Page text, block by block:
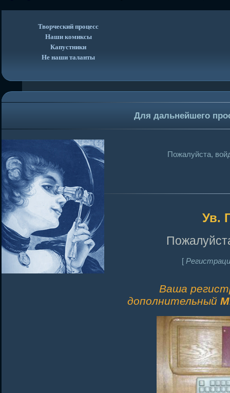
Творческий процесс
Наши комиксы
Капустники
Не наши таланты
Для дальнейшего
Пожалуйста,
Ув.
[
Ваша
дополнительный